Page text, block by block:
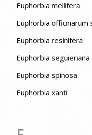
Euphorbia mellifera
Euphorbia officinarum
Euphorbia resinifera
Euphorbia seguieriana
Euphorbia spinosa
Euphorbia xanti